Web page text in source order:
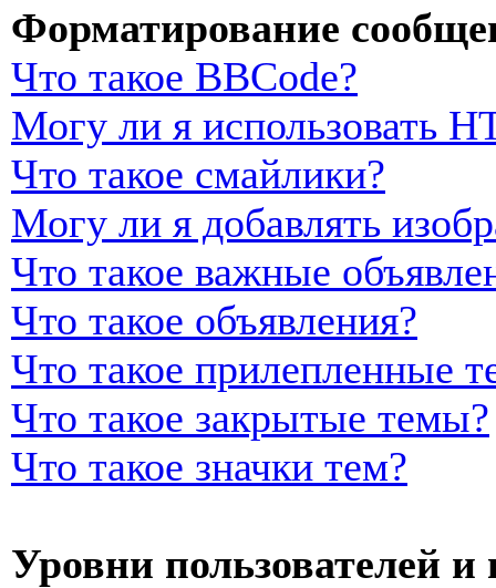
Форматирование
Что такое BBCode?
Могу ли я использовать
Что такое смайлики?
Могу ли я добавлять
Что такое важные
Что такое объявления?
Что такое прилепленные
Что такое закрытые темы?
Что такое значки тем?
Уровни пользователей